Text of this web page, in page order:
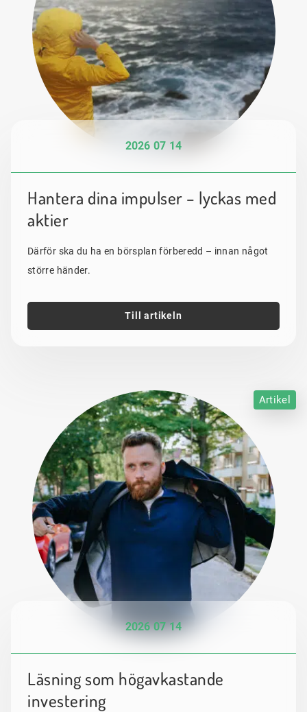
2026 07 14
Hantera dina impulser – lyckas med
aktier
Därför ska du ha en börsplan förberedd – innan något
större händer.
Till artikeln
Artikel
2026 07 14
Läsning som högavkastande
investering